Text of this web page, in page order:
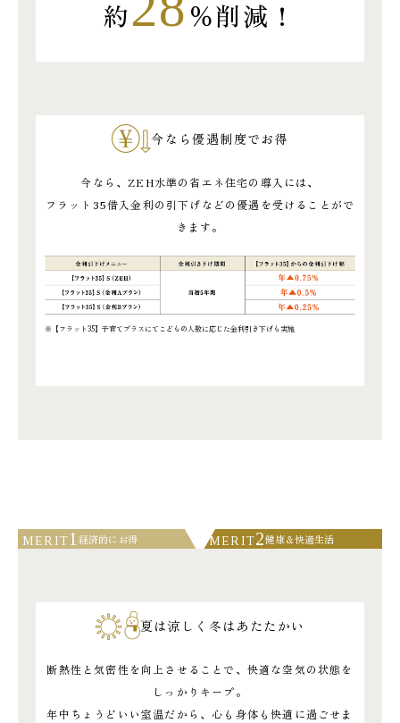
約 ％削減！
今なら優遇制度でお得
今なら、ZEH水準の省エネ住宅の導入には、
フラット35借入金利の引下げなどの優遇を受けることがで
きます。
※【フラット35】子育てプラスにてこどもの人数に応じた金利引き下げも実施
MERIT1経済的にお得 MERIT2健康＆快適生活
夏は涼しく冬はあたたかい
断熱性と気密性を向上させることで、快適な空気の状態を
しっかりキープ。
年中ちょうどいい室温だから、心も身体も快適に過ごせま